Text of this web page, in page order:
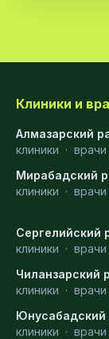
Клиники и
Алмазарский
клиники · врачи
Мирабадский
клиники · врачи
Сергелийский
клиники · врачи
Чиланзарский
клиники · врачи
Юнусабадский
клиники · врачи